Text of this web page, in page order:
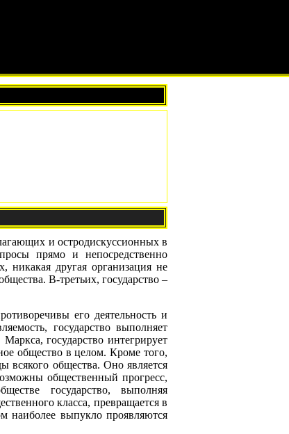
и остродискуссионных в
прямо и непосредственно
никакая другая организация не
В-третьих, государство –
его деятельность и
государство выполняет
государство интегрирует
общество в целом. Кроме того,
общества. Оно является
общественный прогресс,
государство, выполняя
класса, превращается в
наиболее выпукло проявляются